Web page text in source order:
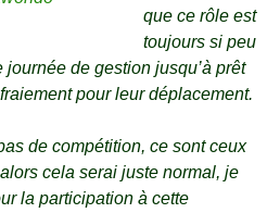
que ce rôle est
toujours si peu
de gestion jusqu’à prêt
pour leur déplacement.
de compétition, ce sont ceux
cela serai juste normal, je
la participation à cette